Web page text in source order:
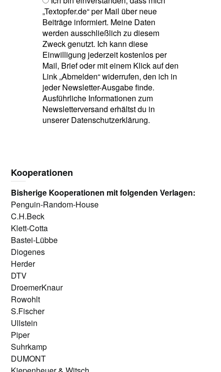
„Textopfer.de“ per Mail über neue
Beiträge informiert. Meine Daten
werden ausschließlich zu diesem
Zweck genutzt. Ich kann diese
Einwilligung jederzeit kostenlos per
Mail, Brief oder mit einem Klick auf den
Link „Abmelden“ widerrufen, den ich in
jeder Newsletter-Ausgabe finde.
Ausführliche Informationen zum
Newsletterversand erhältst du in
unserer Datenschutzerklärung.
Kooperationen
Bisherige Kooperationen mit folgenden Verlagen:
Penguin-Random-House
C.H.Beck
Klett-Cotta
Bastei-Lübbe
Diogenes
Herder
DTV
DroemerKnaur
Rowohlt
S.Fischer
Ullstein
Piper
Suhrkamp
DUMONT